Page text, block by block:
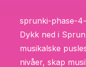
sprunki-phase-
Dykk ned i
musikalske
nivåer, skap